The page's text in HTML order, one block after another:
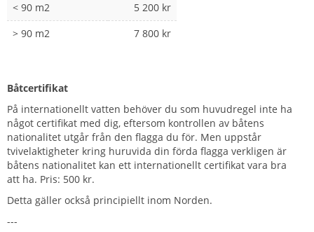
< 90 m2
5 200 kr
> 90 m2
7 800 kr
Båtcertifikat
På internationellt vatten behöver du som huvudregel inte ha
något certifikat med dig, eftersom kontrollen av båtens
nationalitet utgår från den flagga du för. Men uppstår
tvivelaktigheter kring huruvida din förda flagga verkligen är
båtens nationalitet kan ett internationellt certifikat vara bra
att ha. Pris: 500 kr.
Detta gäller också principiellt inom Norden.
---